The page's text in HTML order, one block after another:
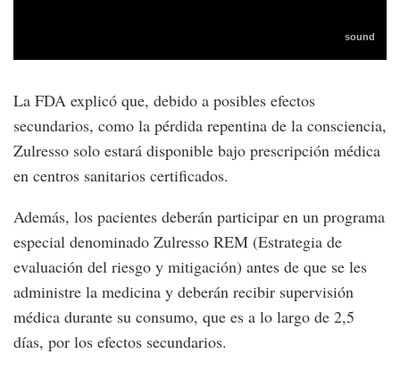
La FDA explicó que, debido a posibles efectos
secundarios, como la pérdida repentina de la consciencia,
Zulresso solo estará disponible bajo prescripción médica
en centros sanitarios certificados.
Además, los pacientes deberán participar en un programa
especial denominado Zulresso REM (Estrategia de
evaluación del riesgo y mitigación) antes de que se les
administre la medicina y deberán recibir supervisión
médica durante su consumo, que es a lo largo de 2,5
días, por los efectos secundarios.